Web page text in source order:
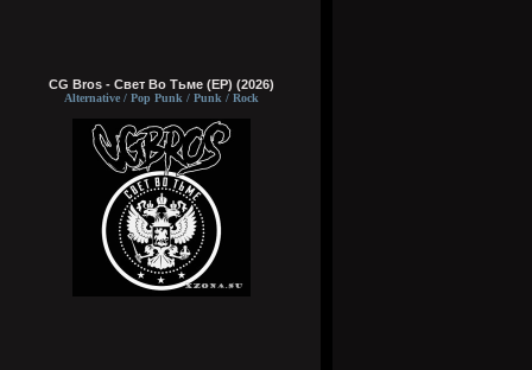
CG Bros - Свет Во Тьме (EP) (2026)
Alternative / Pop Punk / Punk / Rock